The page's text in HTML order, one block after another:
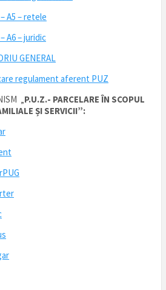
A5 – retele
A6 – juridic
GENERAL
regulament aferent PUZ
„P.U.Z.- PARCELARE ÎN SCOPUL
ȘI SERVICII”: